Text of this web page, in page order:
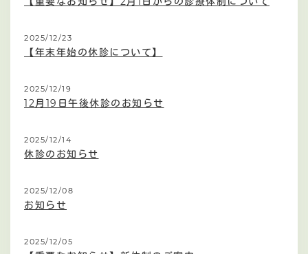
2025/12/23
【年末年始の休診について】
2025/12/19
12月19日午後休診のお知らせ
2025/12/14
休診のお知らせ
2025/12/08
お知らせ
2025/12/05